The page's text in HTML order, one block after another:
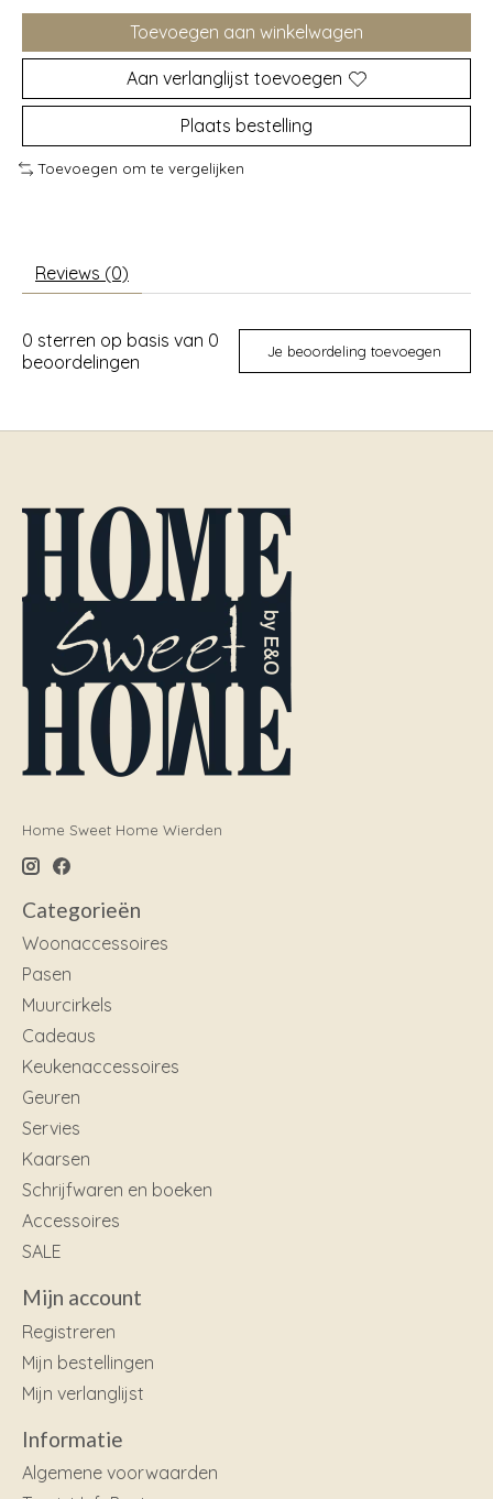
Toevoegen aan winkelwagen
Aan verlanglijst toevoegen
Plaats bestelling
Toevoegen om te vergelijken
Reviews (0)
0 sterren op basis van 0
beoordelingen
Je beoordeling toevoegen
Home Sweet Home Wierden
Categorieën
Woonaccessoires
Pasen
Muurcirkels
Cadeaus
Keukenaccessoires
Geuren
Servies
Kaarsen
Schrijfwaren en boeken
Accessoires
SALE
Mijn account
Registreren
Mijn bestellingen
Mijn verlanglijst
Informatie
Algemene voorwaarden